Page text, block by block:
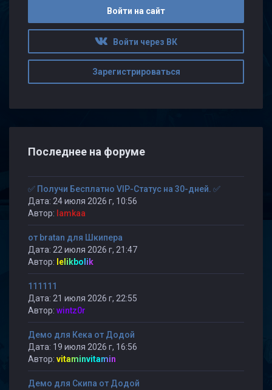
Войти на сайт
Войти через ВК
Зарегистрироваться
Последнее на форуме
✅ Получи Бесплатно VIP-Статус на 30-дней. ✅
Дата: 24 июля 2026 г, 10:56
Автор: lamkaa
от bratan для Шкипера
Дата: 22 июля 2026 г, 21:47
Автор: lelikbolik
111111
Дата: 21 июля 2026 г, 22:55
Автор: wintz0r
Демо для Кека от Додой
Дата: 19 июля 2026 г, 16:56
Автор: vitaminvitamin
Демо для Скипа от Додой